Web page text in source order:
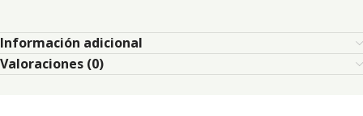
Información adicional
Valoraciones (0)